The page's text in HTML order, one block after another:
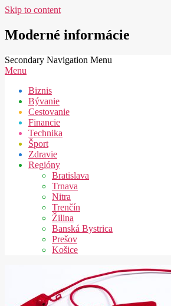
Skip to content
Moderné informácie
Secondary Navigation Menu
Menu
Biznis
Bývanie
Cestovanie
Financie
Technika
Šport
Zdravie
Regióny
Bratislava
Trnava
Nitra
Trenčín
Žilina
Banská Bystrica
Prešov
Košice